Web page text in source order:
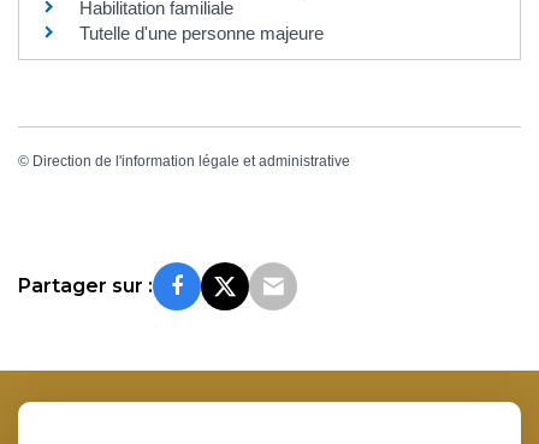
Habilitation familiale
Tutelle d'une personne majeure
© Direction de l'information légale et administrative
Partager sur :